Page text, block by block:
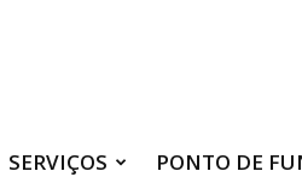
SERVIÇOS PONTO DE